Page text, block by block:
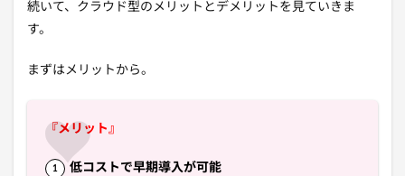
続いて、クラウド型のメリットとデメリットを見ていきま
す。
まずはメリットから。
『メリット』
低コストで早期導入が可能